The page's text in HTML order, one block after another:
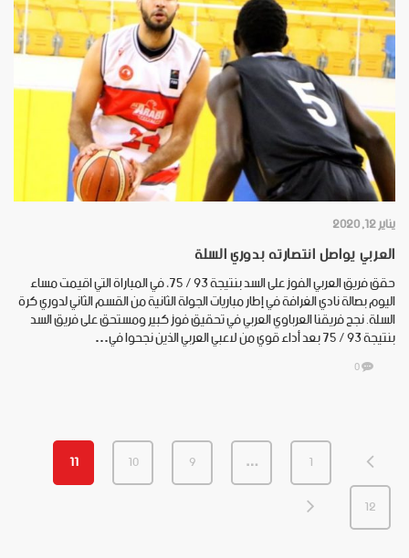
يناير 12, 2020
العربي يواصل انتصارته بدوري السلة
حقق فريق العربي الفوز على السد بنتيجة 93 /‏ 75، في المباراة التي اقيمت مساء
اليوم بصالة نادي الغرافة في إطار مباريات الجولة الثانية من القسم الثاني لدوري كرة
السلة. نجح فريقنا العرباوي العربي في تحقيق فوز كبير ومستحق على فريق السد
بنتيجة 93 /‏ 75 بعد أداء قوي من لاعبي العربي الذين نجحوا في…
0
1
…
9
10
11
12